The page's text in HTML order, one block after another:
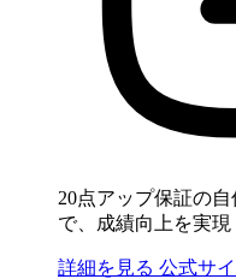
20点アップ保証の
で、成績向上を実現
詳細を見る 公式サ